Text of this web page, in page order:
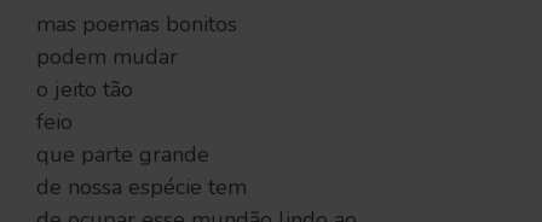
mas poemas bonitos
podem mudar
o jeito tão
feio
que parte grande
de nossa espécie tem